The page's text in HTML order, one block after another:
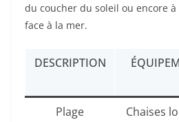
du coucher du soleil ou encore
face à la mer.
DESCRIPTION
Plage
Chaises